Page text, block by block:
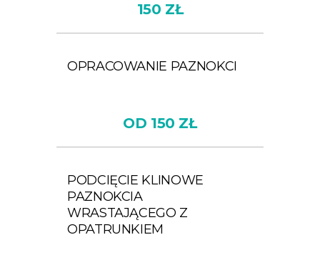
150 ZŁ
OPRACOWANIE PAZNOKCI
OD 150 ZŁ
PODCIĘCIE KLINOWE
PAZNOKCIA
WRASTAJĄCEGO Z
OPATRUNKIEM